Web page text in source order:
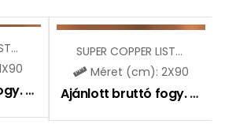
SUPER COPPER LISTELLO
Ajánlott bruttó fogy. ár: 4790Ft
SUPER COPPER LISTELLO
Méret (cm): 2X90
Ajánlott bruttó fogy. ár: